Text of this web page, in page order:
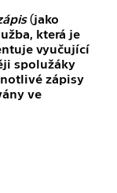
(jako
která je
vyučující
spolužáky
zápisy
ve